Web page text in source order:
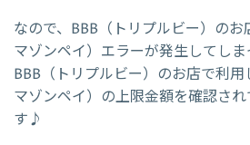
なので、BBB（トリプルビー）の
マゾンペイ）エラーが発生してし
BBB（トリプルビー）のお店で利
マゾンペイ）の上限金額を確認さ
す♪